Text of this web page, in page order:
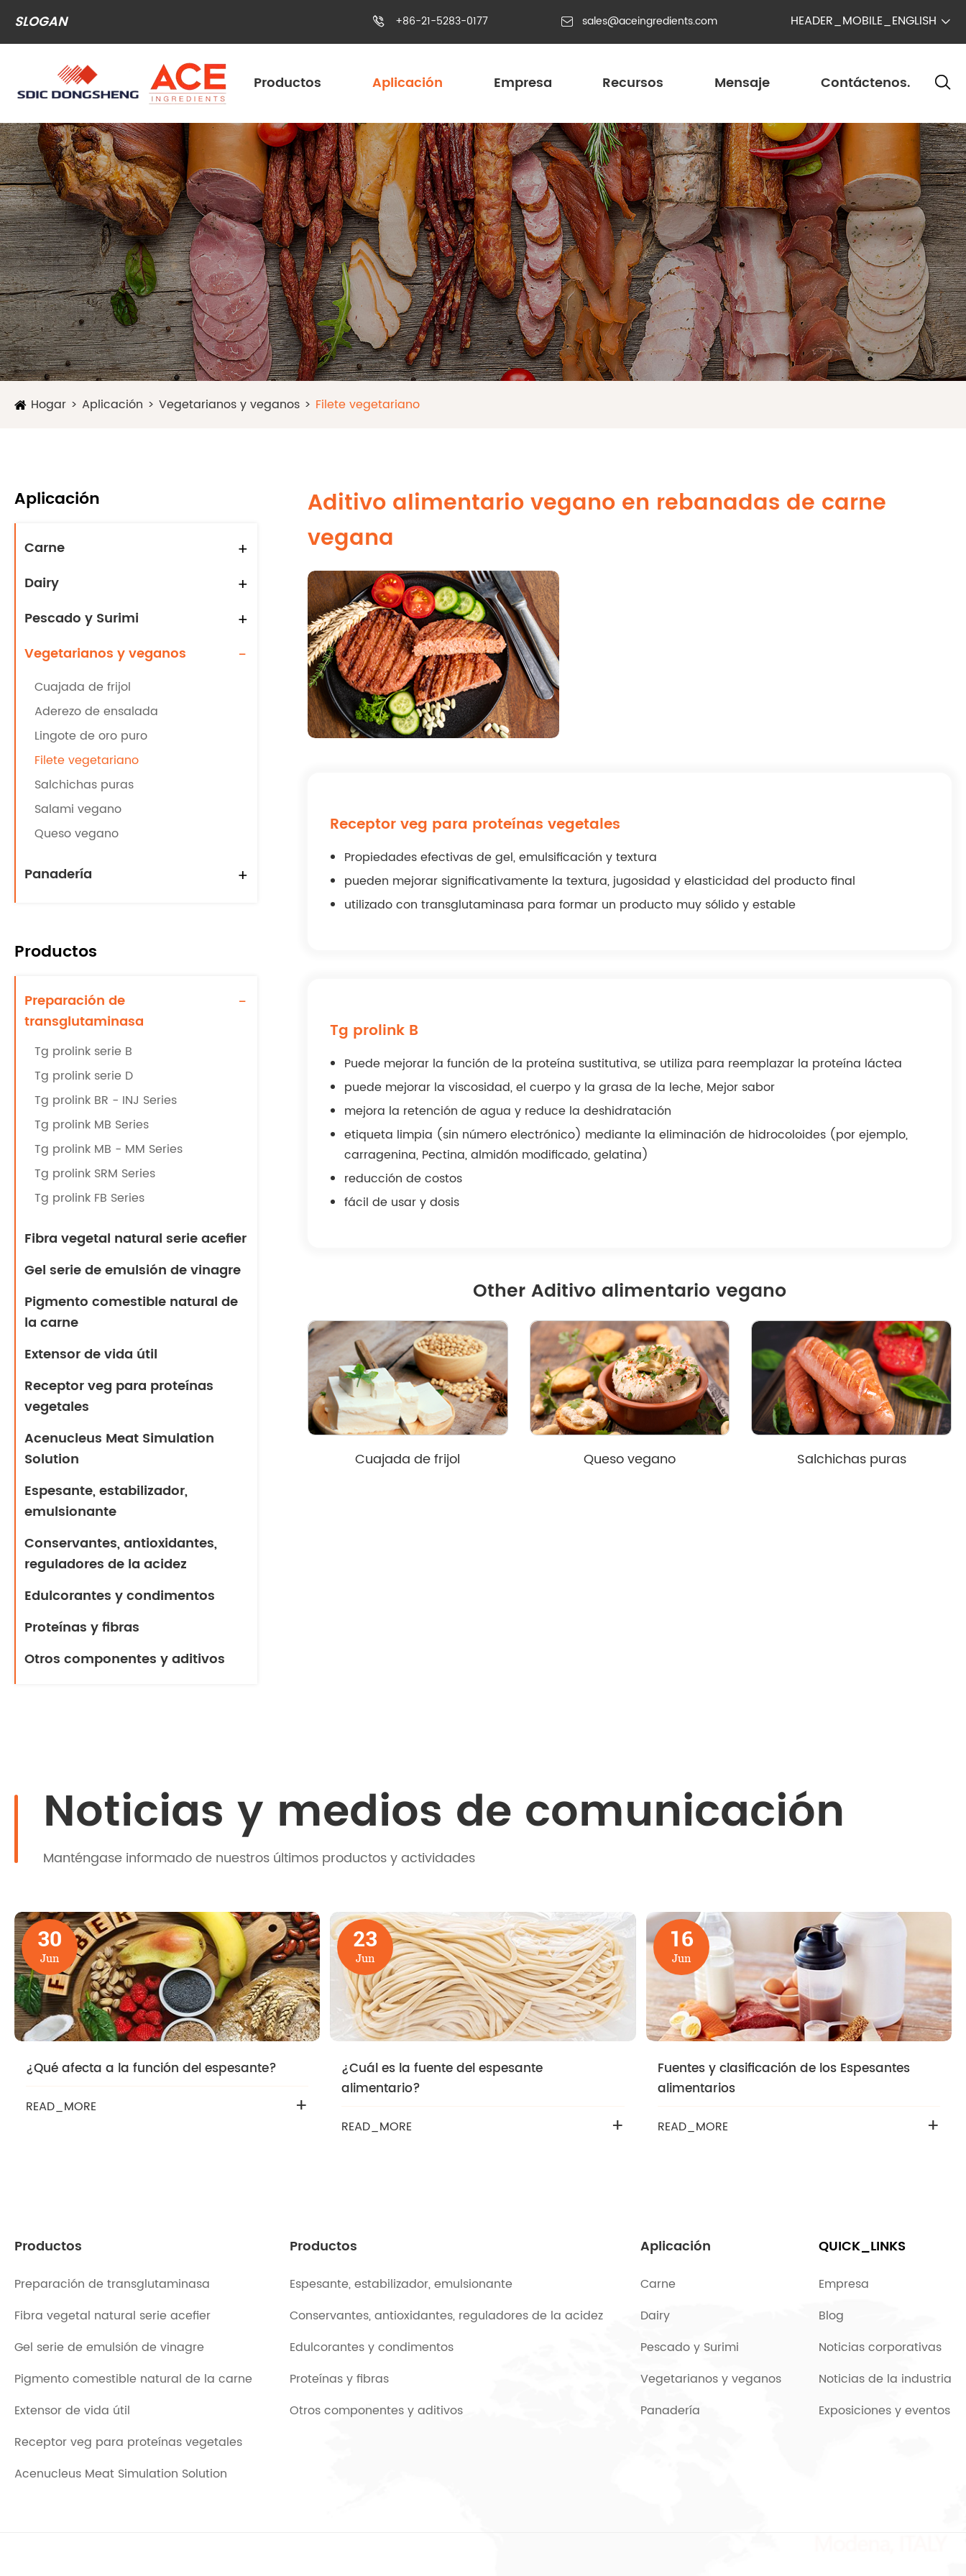
SLOGAN  +86-21-5283-0177  sales@aceingredients.com HEADER_MOBILE_ENGLISH 
Productos Aplicación Empresa Recursos Mensaje Contáctenos. 
Hogar Aplicación Vegetarianos y veganos Filete vegetariano
Aplicación
Carne +
Dairy +
Pescado y Surimi +
Vegetarianos y veganos -
Cuajada de frijol
Aderezo de ensalada
Lingote de oro puro
Filete vegetariano
Salchichas puras
Salami vegano
Queso vegano
Panadería +
Productos
Preparación de
transglutaminasa
-
Tg prolink serie B
Tg prolink serie D
Tg prolink BR - INJ Series
Tg prolink MB Series
Tg prolink MB - MM Series
Tg prolink SRM Series
Tg prolink FB Series
Fibra vegetal natural serie acefier
Gel serie de emulsión de vinagre
Pigmento comestible natural de
la carne
Extensor de vida útil
Receptor veg para proteínas
vegetales
Acenucleus Meat Simulation
Solution
Espesante, estabilizador,
emulsionante
Conservantes, antioxidantes,
reguladores de la acidez
Edulcorantes y condimentos
Proteínas y fibras
Otros componentes y aditivos
Aditivo alimentario vegano en rebanadas de carne
vegana
Receptor veg para proteínas vegetales
Propiedades efectivas de gel, emulsificación y textura
pueden mejorar significativamente la textura, jugosidad y elasticidad del producto final
utilizado con transglutaminasa para formar un producto muy sólido y estable
Tg prolink B
Puede mejorar la función de la proteína sustitutiva, se utiliza para reemplazar la proteína láctea
puede mejorar la viscosidad, el cuerpo y la grasa de la leche, Mejor sabor
mejora la retención de agua y reduce la deshidratación
etiqueta limpia (sin número electrónico) mediante la eliminación de hidrocoloides (por ejemplo,
carragenina, Pectina, almidón modificado, gelatina)
reducción de costos
fácil de usar y dosis
Other Aditivo alimentario vegano
Cuajada de frijol Queso vegano Salchichas puras
Noticias y medios de comunicación
Manténgase informado de nuestros últimos productos y actividades
30
Jun
¿Qué afecta a la función del espesante?
READ_MORE +
23
Jun
¿Cuál es la fuente del espesante
alimentario?
READ_MORE +
16
Jun
Fuentes y clasificación de los Espesantes
alimentarios
READ_MORE +
Productos
Preparación de transglutaminasa
Fibra vegetal natural serie acefier
Gel serie de emulsión de vinagre
Pigmento comestible natural de la carne
Extensor de vida útil
Receptor veg para proteínas vegetales
Acenucleus Meat Simulation Solution
Productos
Espesante, estabilizador, emulsionante
Conservantes, antioxidantes, reguladores de la acidez
Edulcorantes y condimentos
Proteínas y fibras
Otros componentes y aditivos
Aplicación
Carne
Dairy
Pescado y Surimi
Vegetarianos y veganos
Panadería
QUICK_LINKS
Empresa
Blog
Noticias corporativas
Noticias de la industria
Exposiciones y eventos